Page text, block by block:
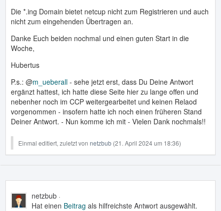
Die *.ing Domain bietet netcup nicht zum Registrieren und auch
nicht zum eingehenden Übertragen an.
Danke Euch beiden nochmal und einen guten Start in die
Woche,
Hubertus
P.s.: @m_ueberall - sehe jetzt erst, dass Du Deine Antwort
ergänzt hattest, ich hatte diese Seite hier zu lange offen und
nebenher noch im CCP weitergearbeitet und keinen Relaod
vorgenommen - insofern hatte ich noch einen früheren Stand
Deiner Antwort. - Nun komme ich mit - Vielen Dank nochmals!!
Einmal editiert, zuletzt von netzbub (21. April 2024 um 18:36)
netzbub
Hat einen Beitrag als hilfreichste Antwort ausgewählt.